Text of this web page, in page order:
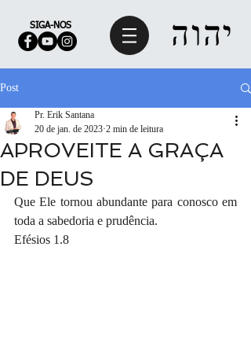
SIGA-NOS
Post
APROVEITE A GRAÇA
DE DEUS
Pr. Erik Santana
20 de jan. de 2023 2 min de leitura
Que Ele tornou abundante para conosco em
toda a sabedoria e prudência.
Efésios 1.8